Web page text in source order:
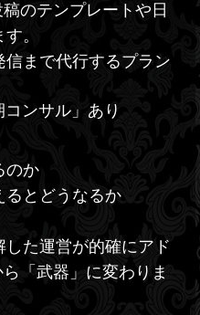
のテンプレートや日
。
まで代行するプラン
ンサル」あり
のか
るとどうなるか
た運営が的確にアド
「武器」に変わりま